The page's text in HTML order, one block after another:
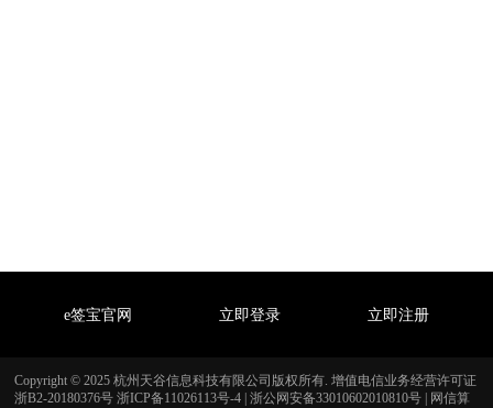
e签宝官网 立即登录 立即注册
Copyright © 2025 杭州天谷信息科技有限公司版权所有. 增值电信业务经营许可证
浙B2-20180376号 浙ICP备11026113号-4 浙公网安备33010602010810号 网信算